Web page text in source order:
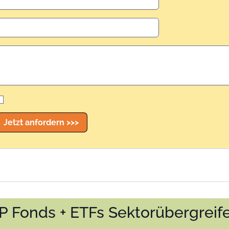
Jetzt anfordern >>>
Fonds + ETFs